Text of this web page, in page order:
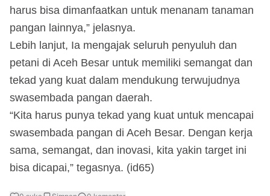
harus bisa dimanfaatkan untuk menanam tanaman
pangan lainnya,” jelasnya.
Lebih lanjut, Ia mengajak seluruh penyuluh dan
petani di Aceh Besar untuk memiliki semangat dan
tekad yang kuat dalam mendukung terwujudnya
swasembada pangan daerah.
“Kita harus punya tekad yang kuat untuk mencapai
swasembada pangan di Aceh Besar. Dengan kerja
sama, semangat, dan inovasi, kita yakin target ini
bisa dicapai,” tegasnya. (id65)